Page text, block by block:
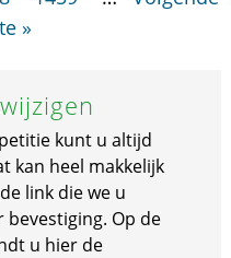
»
kunt u altijd
kan heel makkelijk
link die we u
Op de
u hier de